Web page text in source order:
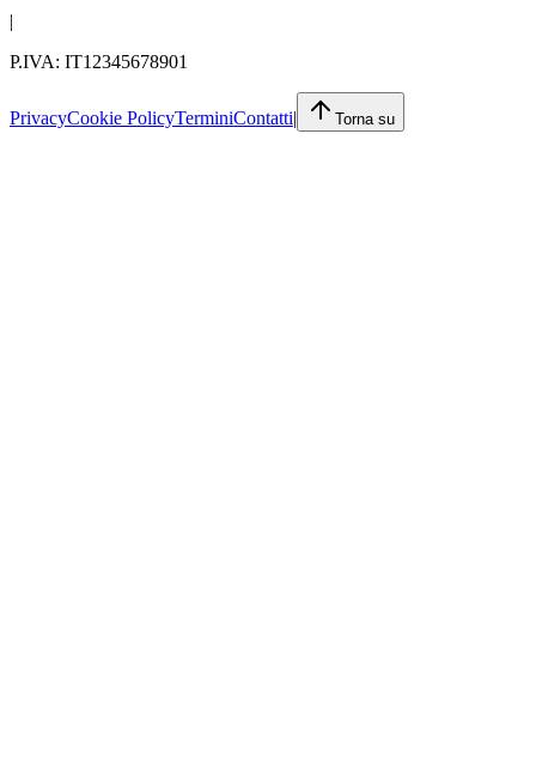
|
P.IVA: IT12345678901
PrivacyCookie PolicyTerminiContatti| Torna su